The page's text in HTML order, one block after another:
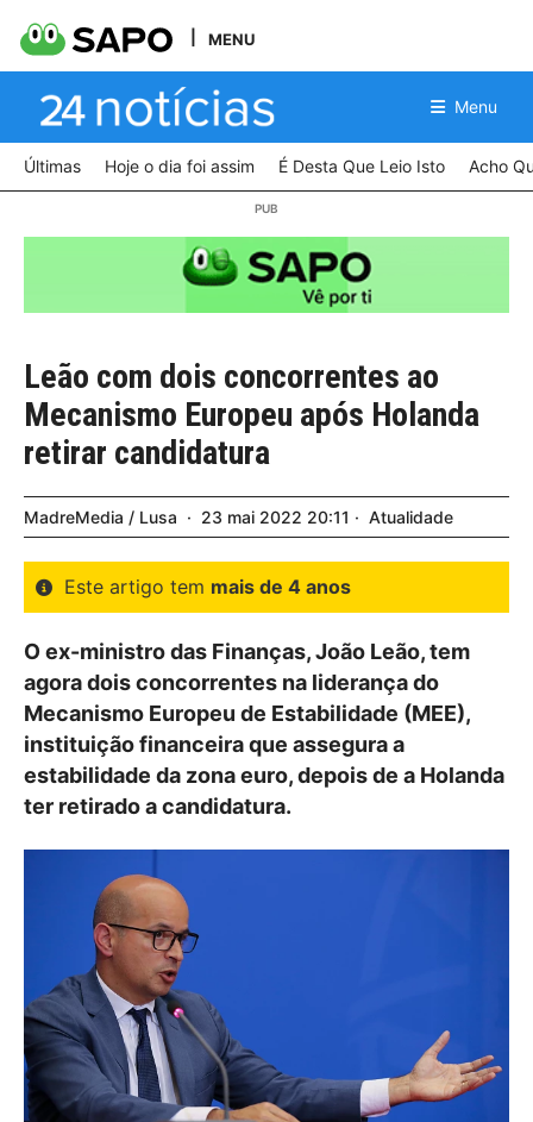
MENU
Menu
Últimas Hoje o dia foi assim É Desta Que Leio Isto Acho
Leão com dois concorrentes ao
Mecanismo Europeu após Holanda
retirar candidatura
MadreMedia / Lusa 23 mai 2022 20:11 Atualidade
Este artigo tem mais de 4 anos
O ex-ministro das Finanças, João Leão, tem
agora dois concorrentes na liderança do
Mecanismo Europeu de Estabilidade (MEE),
instituição financeira que assegura a
estabilidade da zona euro, depois de a Holanda
ter retirado a candidatura.